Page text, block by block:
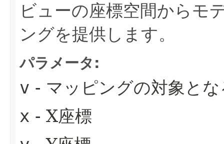
ビューの座標空間からモ
ングを提供します。
パラメータ:
v - マッピングの対象と
x - X座標